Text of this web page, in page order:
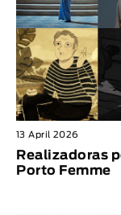
13 April 2026
Realizadoras
Porto Femme